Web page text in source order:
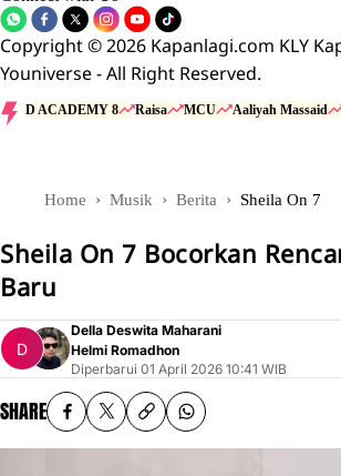
Copyright © 2026 Kapanlagi.com KLY
Youniverse - All Right Reserved.
D ACADEMY 8 Raisa MCU Aaliyah Massaid
Home Musik Berita Sheila On 7
Sheila On 7 Bocorkan
Baru
Della Deswita Maharani
Helmi Romadhon
Diperbarui 01 April 2026 10:41 WIB
SHARE